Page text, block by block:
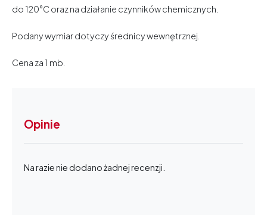
do 120°C oraz na działanie czynników chemicznych.
Podany wymiar dotyczy średnicy wewnętrznej.
Cena za 1 mb.
Opinie
Na razie nie dodano żadnej recenzji.